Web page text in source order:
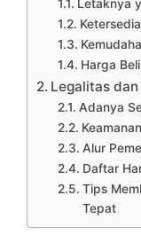
Letaknya
Harga
Legalitas dan
Adanya
Alur
Daftar
Tips
Tepat